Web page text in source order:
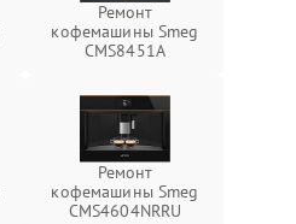
Ремонт
кофемашины Smeg
CMS8451A
Ремонт
кофемашины Smeg
CMS4604NRRU